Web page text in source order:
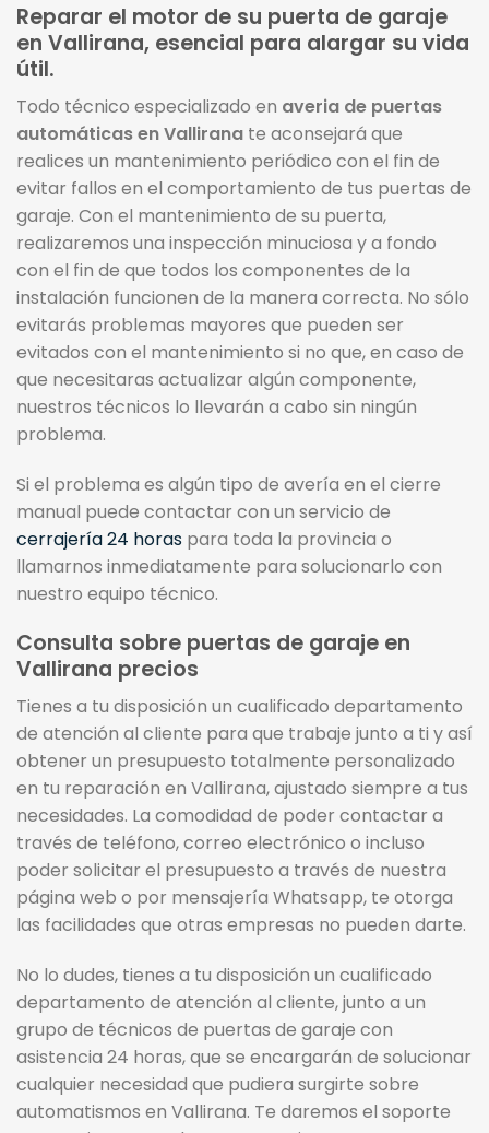
Reparar el motor de su puerta de garaje
en Vallirana, esencial para alargar su vida
útil.
Todo técnico especializado en averia de puertas
automáticas en Vallirana te aconsejará que
realices un mantenimiento periódico con el fin de
evitar fallos en el comportamiento de tus puertas de
garaje. Con el mantenimiento de su puerta,
realizaremos una inspección minuciosa y a fondo
con el fin de que todos los componentes de la
instalación funcionen de la manera correcta. No sólo
evitarás problemas mayores que pueden ser
evitados con el mantenimiento si no que, en caso de
que necesitaras actualizar algún componente,
nuestros técnicos lo llevarán a cabo sin ningún
problema.
Si el problema es algún tipo de avería en el cierre
manual puede contactar con un servicio de
cerrajería 24 horas para toda la provincia o
llamarnos inmediatamente para solucionarlo con
nuestro equipo técnico.
Consulta sobre puertas de garaje en
Vallirana precios
Tienes a tu disposición un cualificado departamento
de atención al cliente para que trabaje junto a ti y así
obtener un presupuesto totalmente personalizado
en tu reparación en Vallirana, ajustado siempre a tus
necesidades. La comodidad de poder contactar a
través de teléfono, correo electrónico o incluso
poder solicitar el presupuesto a través de nuestra
página web o por mensajería Whatsapp, te otorga
las facilidades que otras empresas no pueden darte.
No lo dudes, tienes a tu disposición un cualificado
departamento de atención al cliente, junto a un
grupo de técnicos de puertas de garaje con
asistencia 24 horas, que se encargarán de solucionar
cualquier necesidad que pudiera surgirte sobre
automatismos en Vallirana. Te daremos el soporte